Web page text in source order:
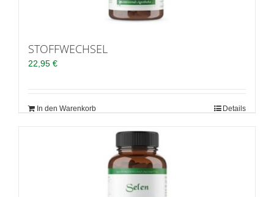
STOFFWECHSEL
22,95 €
In den Warenkorb Details